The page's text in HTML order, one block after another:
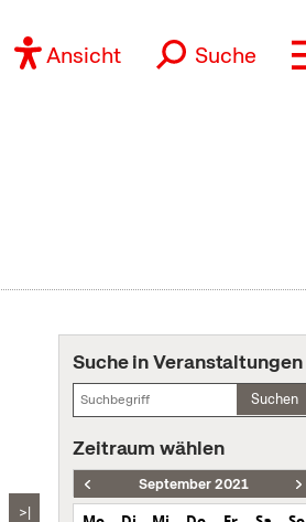
Ansicht Suche
>|
Suche in Veranstaltungen
Suchen
Zeitraum wählen
September 2021